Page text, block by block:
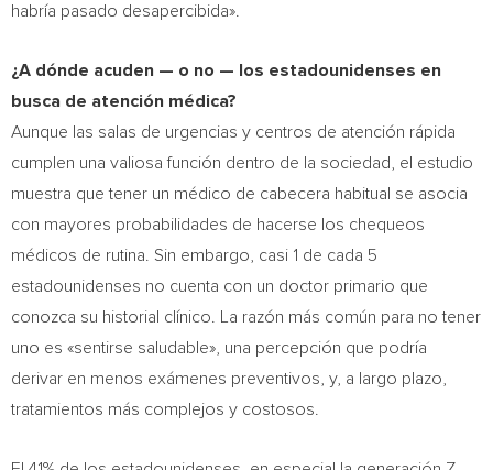
habría pasado desapercibida».
¿A dónde acuden — o no — los estadounidenses en
busca de atención médica?
Aunque las salas de urgencias y centros de atención rápida
cumplen una valiosa función dentro de la sociedad, el estudio
muestra que tener un médico de cabecera habitual se asocia
con mayores probabilidades de hacerse los chequeos
médicos de rutina. Sin embargo, casi 1 de cada 5
estadounidenses no cuenta con un doctor primario que
conozca su historial clínico. La razón más común para no tener
uno es «sentirse saludable», una percepción que podría
derivar en menos exámenes preventivos, y, a largo plazo,
tratamientos más complejos y costosos.